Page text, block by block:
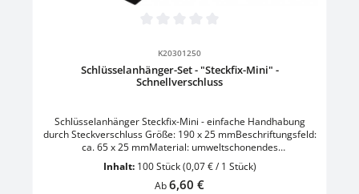
K20301250
Schlüsselanhänger-Set - "Steckfix-Mini" -
Schnellverschluss
Schlüsselanhänger Steckfix-Mini - einfache Handhabung
durch Steckverschluss Größe: 190 x 25 mmBeschriftungsfeld:
ca. 65 x 25 mmMaterial: umweltschonendes
PolypropylenVerpackungseinheit: auf Bogen - perforiert 1 VE
= 100 Stück
Inhalt: 100 Stück(0,07 € / 1 Stück)
Regulärer Preis:
Ab6,60 €